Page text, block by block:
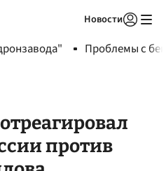
Новости
Проблемы с
против